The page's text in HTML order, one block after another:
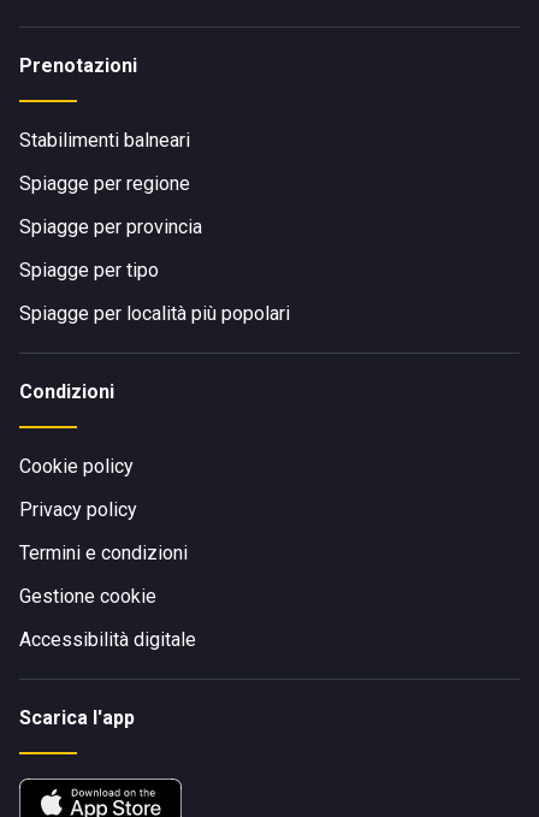
Prenotazioni
Stabilimenti balneari
Spiagge per regione
Spiagge per provincia
Spiagge per tipo
Spiagge per località più popolari
Condizioni
Cookie policy
Privacy policy
Termini e condizioni
Gestione cookie
Accessibilità digitale
Scarica l'app